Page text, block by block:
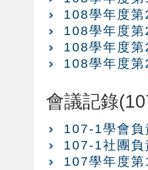
108學年度
108學年度
108學年度
108學年度
會議記錄
107-1學會負
107-1社團負
107學年度